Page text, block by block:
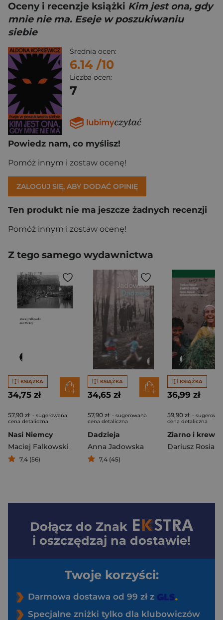
Oceny i recenzje książki Kim jest ona, gdy
mnie nie ma. Eseje w poszukiwaniu
siebie
Średnia ocen:
6.14 /10
Liczba ocen:
7
Powiedz nam, co myślisz!
Pomóż innym i zostaw ocenę!
ZALOGUJ SIĘ, ABY DODAĆ OPINIĘ
Ten produkt nie ma jeszcze żadnych recenzji
Pomóż innym i zostaw ocenę!
Z tego samego wydawnictwa
KSIĄŻKA
34,75 zł
57,90 zł - sugerowana
cena detaliczna
Nasi Niemcy
Maciej Falkowski
7,4 (56)
KSIĄŻKA
34,65 zł
57,90 zł - sugerowana
cena detaliczna
Dadzieja
Anna Jadowska
7,4 (45)
KSIĄŻKA
36,99 zł
59,90 zł -
cena detaliczna
Dariusz Rosiak
Dołącz do Znak
i oszczędzaj na dostawie!
Twoje korzyści:
Darmowa dostawa od 99 zł z
Specjalne zniżki tylko dla klubowiczów